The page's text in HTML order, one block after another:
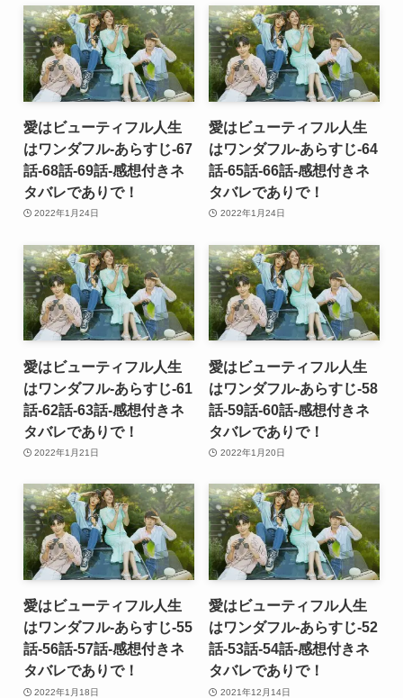
愛はビューティフル人生
はワンダフル-あらすじ-67
話-68話-69話-感想付きネ
タバレでありで！
2022年1月24日
愛はビューティフル人生
はワンダフル-あらすじ-64
話-65話-66話-感想付きネ
タバレでありで！
2022年1月24日
愛はビューティフル人生
はワンダフル-あらすじ-61
話-62話-63話-感想付きネ
タバレでありで！
2022年1月21日
愛はビューティフル人生
はワンダフル-あらすじ-58
話-59話-60話-感想付きネ
タバレでありで！
2022年1月20日
愛はビューティフル人生
はワンダフル-あらすじ-55
話-56話-57話-感想付きネ
タバレでありで！
2022年1月18日
愛はビューティフル人生
はワンダフル-あらすじ-52
話-53話-54話-感想付きネ
タバレでありで！
2021年12月14日